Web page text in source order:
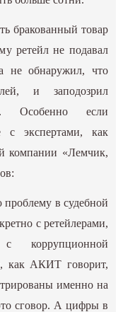
бракованный товар
ретейл не подавал
не обнаружил, что
и заподозрил
Особенно если
с экспертами, как
компании «Лемчик,
проблему в судебной
с ретейлерами,
коррупционной
как АКИТ говорит,
именно на
сговор. А цифры в